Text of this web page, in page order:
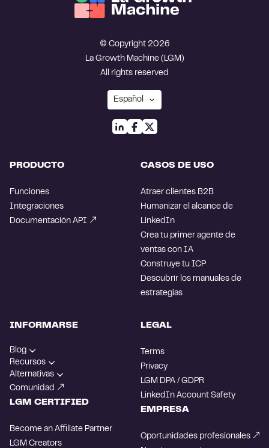
© Copyright 2026
La Growth Machine (LGM)
All rights reserved
PRODUCTO
Funciones
Integraciones
Documentación API
CASOS DE USO
Atraer clientes B2B
Humanizar el alcance de
LinkedIn
Crea tu primer agente de
ventas con IA
Construye tu ICP
Descubrir los manuales de
estrategias
INFORMARSE
Blog
Recursos
Alternativas
Comunidad
LGM CERTIFIED
Become an Affiliate Partner
LGM Creators
LEGAL
Terms
Privacy
LGM DPA / GDPR
LinkedIn Account Safety
EMPRESA
Oportunidades profesionales